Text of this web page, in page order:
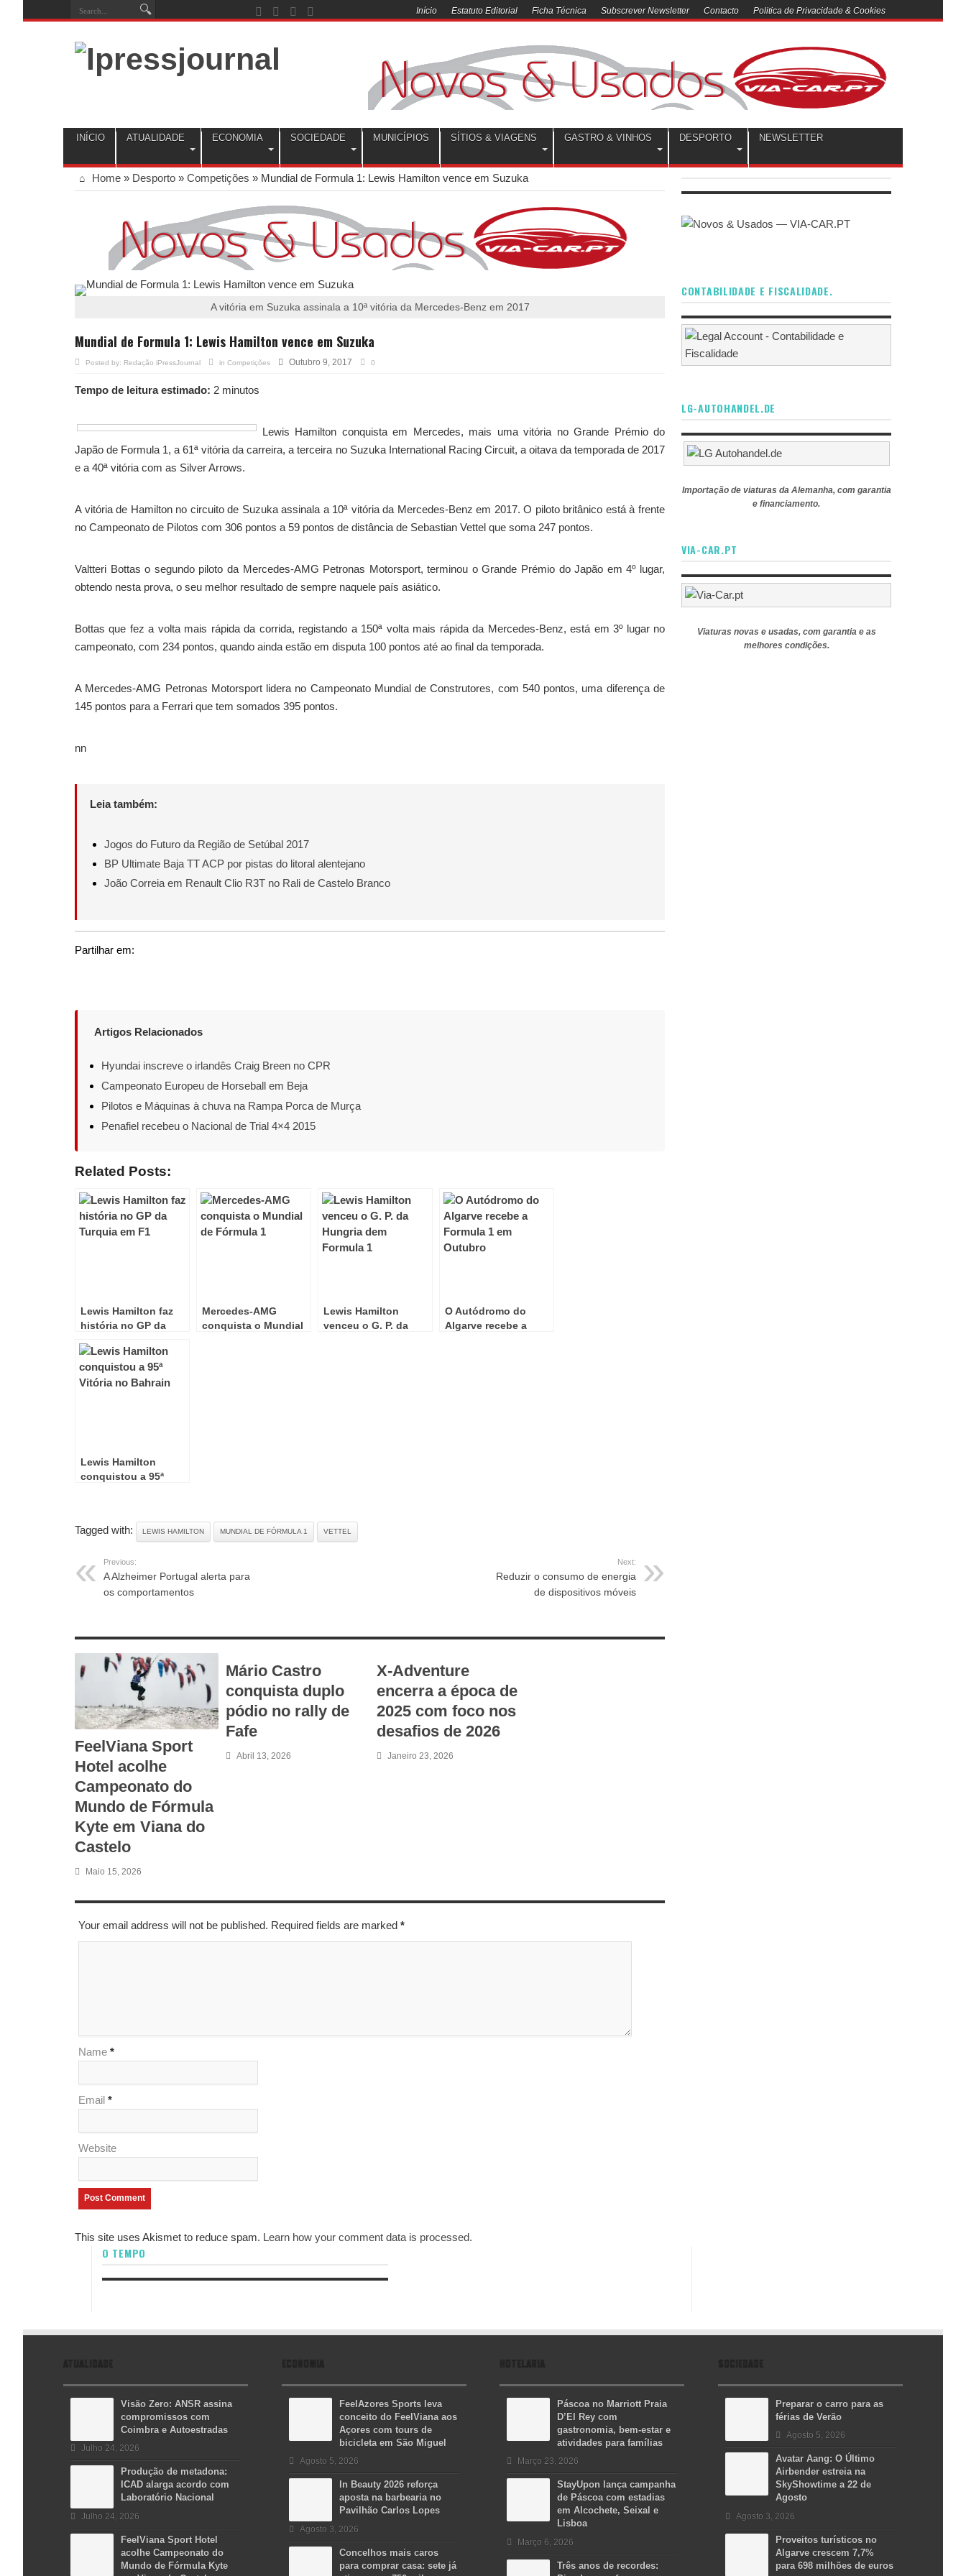
Início Estatuto Editorial Ficha Técnica Subscrever Newsletter Contacto Politica de Privacidade & Cookies
INÍCIO ATUALIDADE ECONOMIA SOCIEDADE MUNICÍPIOS SÍTIOS & VIAGENS GASTRO & VINHOS DESPORTO NEWSLETTER
Home » Desporto » Competições » Mundial de Formula 1: Lewis Hamilton vence em Suzuka
A vitória em Suzuka assinala a 10ª vitória da Mercedes-Benz em 2017
Mundial de Formula 1: Lewis Hamilton vence em Suzuka
Posted by: Redação iPressJournal in Competições Outubro 9, 2017 0
Tempo de leitura estimado: 2 minutos
Lewis Hamilton conquista em Mercedes, mais uma vitória no Grande Prémio do
Japão de Formula 1, a 61ª vitória da carreira, a terceira no Suzuka International Racing Circuit, a oitava da temporada de 2017
e a 40ª vitória com as Silver Arrows.
A vitória de Hamilton no circuito de Suzuka assinala a 10ª vitória da Mercedes-Benz em 2017. O piloto britânico está à frente
no Campeonato de Pilotos com 306 pontos a 59 pontos de distância de Sebastian Vettel que soma 247 pontos.
Valtteri Bottas o segundo piloto da Mercedes-AMG Petronas Motorsport, terminou o Grande Prémio do Japão em 4º lugar,
obtendo nesta prova, o seu melhor resultado de sempre naquele país asiático.
Bottas que fez a volta mais rápida da corrida, registando a 150ª volta mais rápida da Mercedes-Benz, está em 3º lugar no
campeonato, com 234 pontos, quando ainda estão em disputa 100 pontos até ao final da temporada.
A Mercedes-AMG Petronas Motorsport lidera no Campeonato Mundial de Construtores, com 540 pontos, uma diferença de
145 pontos para a Ferrari que tem somados 395 pontos.
nn
Leia também:
Jogos do Futuro da Região de Setúbal 2017
BP Ultimate Baja TT ACP por pistas do litoral alentejano
João Correia em Renault Clio R3T no Rali de Castelo Branco
Partilhar em:
Artigos Relacionados
Hyundai inscreve o irlandês Craig Breen no CPR
Campeonato Europeu de Horseball em Beja
Pilotos e Máquinas à chuva na Rampa Porca de Murça
Penafiel recebeu o Nacional de Trial 4×4 2015
Related Posts:
Lewis Hamilton faz
história no GP da
Mercedes-AMG
conquista o Mundial
Lewis Hamilton
venceu o G. P. da
O Autódromo do
Algarve recebe a
Lewis Hamilton
conquistou a 95ª
Tagged with: LEWIS HAMILTON MUNDIAL DE FÓRMULA 1 VETTEL
Previous:
A Alzheimer Portugal alerta para
os comportamentos
Next:
Reduzir o consumo de energia
de dispositivos móveis
FeelViana Sport
Hotel acolhe
Campeonato do
Mundo de Fórmula
Kyte em Viana do
Castelo
Maio 15, 2026
Mário Castro
conquista duplo
pódio no rally de
Fafe
Abril 13, 2026
X-Adventure
encerra a época de
2025 com foco nos
desafios de 2026
Janeiro 23, 2026
Your email address will not be published. Required fields are marked *
Name *
Email *
Website
This site uses Akismet to reduce spam. Learn how your comment data is processed.
O TEMPO
CONTABILIDADE E FISCALIDADE.
LG-AUTOHANDEL.DE
Importação de viaturas da Alemanha, com garantia
e financiamento.
VIA-CAR.PT
Viaturas novas e usadas, com garantia e as
melhores condições.
ATUALIDADE
Visão Zero: ANSR assina
compromissos com
Coimbra e Autoestradas
Julho 24, 2026
Produção de metadona:
ICAD alarga acordo com
Laboratório Nacional
Julho 24, 2026
FeelViana Sport Hotel
acolhe Campeonato do
Mundo de Fórmula Kyte
ECONOMIA
FeelAzores Sports leva
conceito do FeelViana aos
Açores com tours de
bicicleta em São Miguel
Agosto 5, 2026
In Beauty 2026 reforça
aposta na barbearia no
Pavilhão Carlos Lopes
Agosto 3, 2026
Concelhos mais caros
para comprar casa: sete já
HOTELARIA
Páscoa no Marriott Praia
D’El Rey com
gastronomia, bem-estar e
atividades para famílias
Março 23, 2026
StayUpon lança campanha
de Páscoa com estadias
em Alcochete, Seixal e
Lisboa
Março 6, 2026
Três anos de recordes:
SOCIEDADE
Preparar o carro para as
férias de Verão
Agosto 5, 2026
Avatar Aang: O Último
Airbender estreia na
SkyShowtime a 22 de
Agosto
Agosto 3, 2026
Proveitos turísticos no
Algarve crescem 7,7%
para 698 milhões de euros